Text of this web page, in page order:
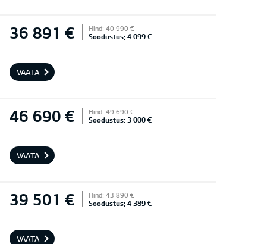
36 891 € Hind: 40 990 €
Soodustus: 4 099 €
VAATA
46 690 € Hind: 49 690 €
Soodustus: 3 000 €
VAATA
39 501 € Hind: 43 890 €
Soodustus: 4 389 €
VAATA